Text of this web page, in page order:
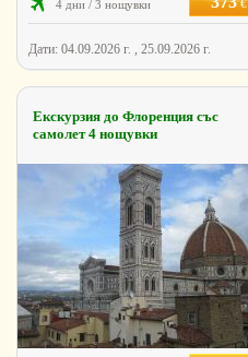
4 дни / 3 нощувки €
Дати: 04.09.2026 г. , 25.09.2026 г.
Екскурзия до Флоренция със
самолет 4 нощувки